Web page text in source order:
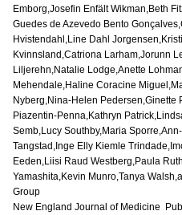
Emborg,Josefin Enfält Wikman,Beth
Guedes de Azevedo Bento
Hvistendahl,Line Dahl
Kvinnsland,Catriona Larham,Jorunn
Liljerehn,Natalie Lodge,Anette
Mehendale,Haline Coracine
Nyberg,Nina-Helen Pedersen,Ginette
Piazentin-Penna,Kathryn
Semb,Lucy Southby,Maria
Tangstad,Inge Elly Kiemle
Eeden,Liisi Raud Westberg,Paula
Yamashita,Kevin Munro,Tanya
Group
New England Journal of Medicine